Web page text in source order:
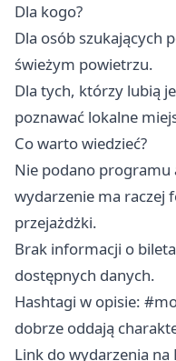
Dla kogo?
Dla osób szukających
świeżym powietrzu.
Dla tych, którzy lubią
poznawać lokalne
Co warto wiedzieć?
Nie podano
wydarzenie ma raczej
przejażdżki.
Brak informacji o
dostępnych danych.
Hashtagi w opisie:
dobrze oddają
Link do wydarzenia na